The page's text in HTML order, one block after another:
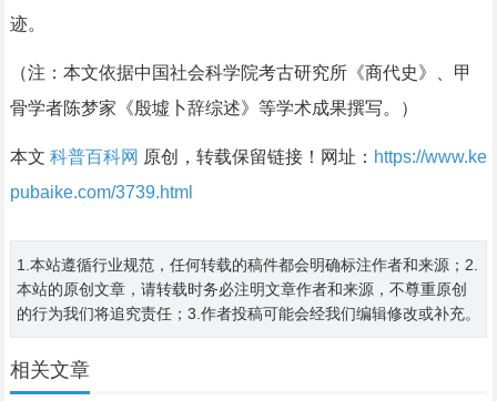
迹。
（注：本文依据中国社会科学院考古研究所《商代史》、甲
骨学者陈梦家《殷墟卜辞综述》等学术成果撰写。）
本文 科普百科网 原创，转载保留链接！网址： https://www.ke
pubaike.com/3739.html
1.本站遵循行业规范，任何转载的稿件都会明确标注作者和来源；2.
本站的原创文章，请转载时务必注明文章作者和来源，不尊重原创
的行为我们将追究责任；3.作者投稿可能会经我们编辑修改或补充。
相关文章